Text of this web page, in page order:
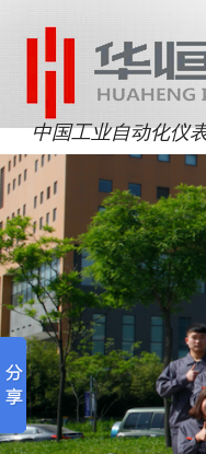
中国工业自动化仪